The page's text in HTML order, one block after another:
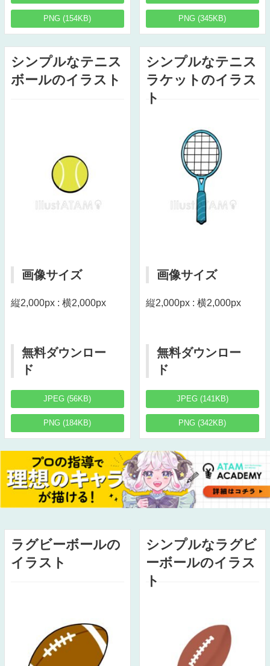
PNG (154KB) PNG (345KB)
シンプルなテニス
ボールのイラスト
画像サイズ
縦2,000px : 横2,000px
無料ダウンロー
ド
JPEG (56KB)
PNG (184KB)
シンプルなテニス
ラケットのイラス
ト
画像サイズ
縦2,000px : 横2,000px
無料ダウンロー
ド
JPEG (141KB)
PNG (342KB)
ラグビーボールの
イラスト
シンプルなラグビ
ーボールのイラス
ト